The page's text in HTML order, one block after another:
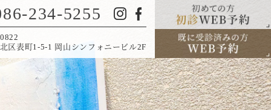
234-5255
区表町1-5-1 岡山シンフォニービル2F